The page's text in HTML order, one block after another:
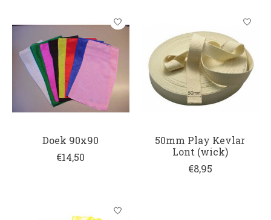
Doek 90x90
€14,50
50mm Play Kevlar
Lont (wick)
€8,95